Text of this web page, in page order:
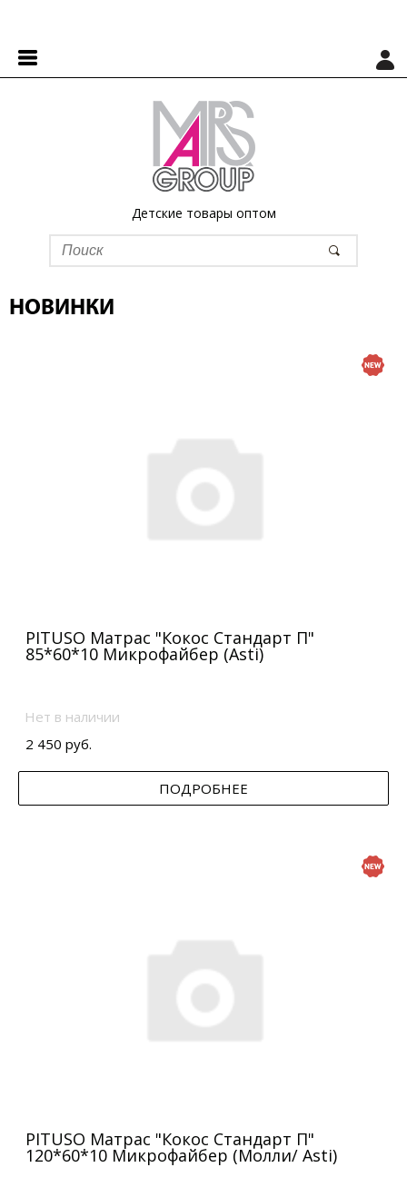
Детские товары оптом
НОВИНКИ
PITUSO Матрас "Кокос Стандарт П"
85*60*10 Микрофайбер (Asti)
Нет в наличии
2 450 руб.
ПОДРОБНЕЕ
PITUSO Матрас "Кокос Стандарт П"
120*60*10 Микрофайбер (Молли/ Asti)